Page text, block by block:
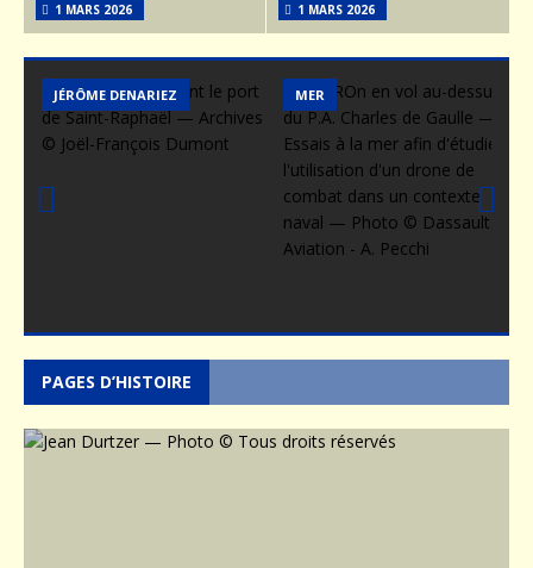
1 MARS 2026 1 MARS 2026
MER ARMEMENT
Nex
PAGES D’HISTOIRE